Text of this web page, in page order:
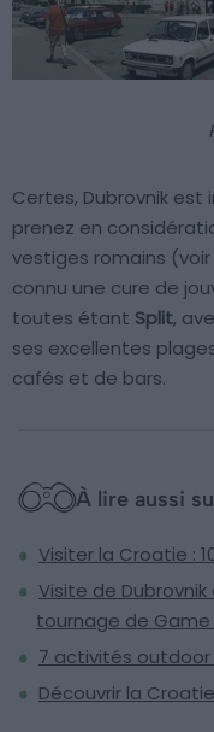
Certes, Dubrovnik
prenez en
vestiges romains
connu une cure de
toutes étant Split,
ses excellentes
cafés et de bars.
À lire aussi
Visiter la Croatie :
Visite de
tournage de Game
7 activités
Découvrir la